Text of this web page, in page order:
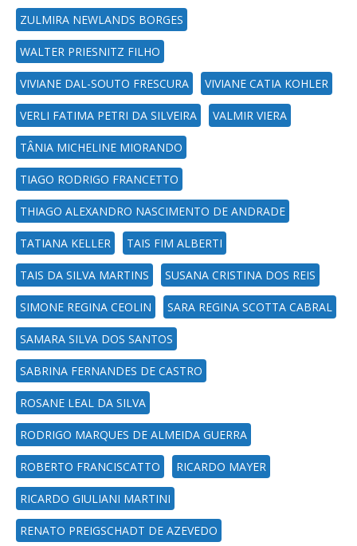
ZULMIRA NEWLANDS BORGES
WALTER PRIESNITZ FILHO
VIVIANE DAL-SOUTO FRESCURA VIVIANE CATIA KOHLER
VERLI FATIMA PETRI DA SILVEIRA VALMIR VIERA
TÂNIA MICHELINE MIORANDO
TIAGO RODRIGO FRANCETTO
THIAGO ALEXANDRO NASCIMENTO DE ANDRADE
TATIANA KELLER TAIS FIM ALBERTI
TAIS DA SILVA MARTINS SUSANA CRISTINA DOS REIS
SIMONE REGINA CEOLIN SARA REGINA SCOTTA CABRAL
SAMARA SILVA DOS SANTOS
SABRINA FERNANDES DE CASTRO
ROSANE LEAL DA SILVA
RODRIGO MARQUES DE ALMEIDA GUERRA
ROBERTO FRANCISCATTO RICARDO MAYER
RICARDO GIULIANI MARTINI
RENATO PREIGSCHADT DE AZEVEDO